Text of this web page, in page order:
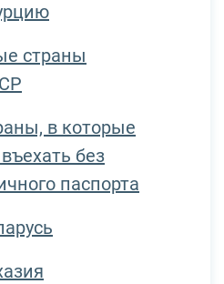
страны
в которые
без
паспорта